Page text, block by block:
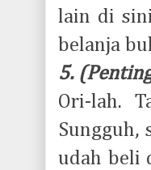
lain di
belanja
5.
Ori-lah.
Sungguh,
udah beli